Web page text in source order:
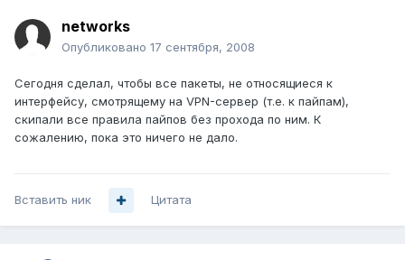
networks
Опубликовано 17 сентября, 2008
Сегодня сделал, чтобы все пакеты, не относящиеся к
интерфейсу, смотрящему на VPN-сервер (т.е. к пайпам),
скипали все правила пайпов без прохода по ним. К
сожалению, пока это ничего не дало.
Вставить ник Цитата